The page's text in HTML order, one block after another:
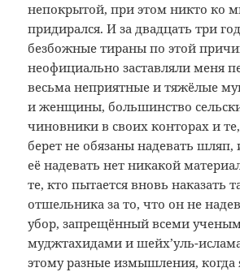
непокрытой, при этом никто ко
придирался. И за двадцать три
безбожные тираны по этой
неофициально заставляли меня
весьма неприятные и тяжёлые
и женщины, большинство
чиновники в своих конторах и
берет не обязаны надевать
её надевать нет никакой
те, кто пытается вновь наказать
отшельника за то, что он не
убор, запрещённый всеми
муджтахидами и шейх’уль-
этому разные измышления, когда